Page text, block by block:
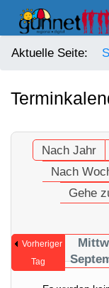
Aktuelle Seite:
Nach Jahr
Nach
Gehe
Vorheriger
Tag